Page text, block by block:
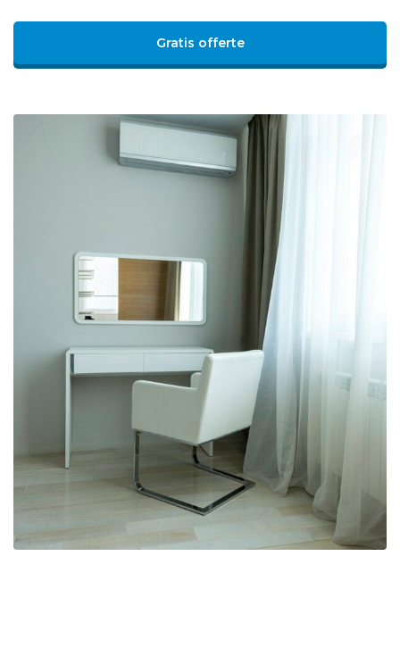
Gratis offerte